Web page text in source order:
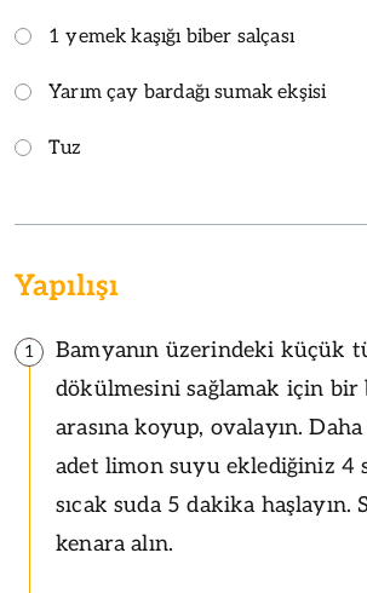
1 yemek kaşığı biber salçası
Yarım çay bardağı sumak ekşisi
Tuz
Yapılışı
1
Bamyanın üzerindeki küçük
dökülmesini sağlamak için bir
arasına koyup, ovalayın.
adet limon suyu eklediğiniz 4
sıcak suda 5 dakika haşlayın.
kenara alın.